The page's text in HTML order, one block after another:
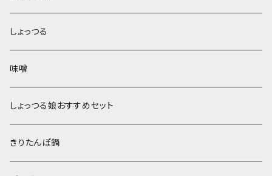
しょっつる
味噌
しょっつる娘おすすめセット
きりたんぽ鍋